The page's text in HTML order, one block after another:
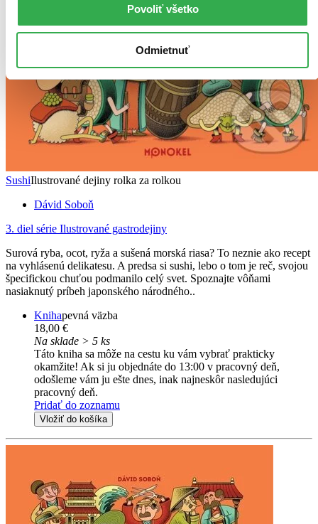
Povoliť všetko
Odmietnuť
SushiIlustrované dejiny rolka za rolkou
Dávid Soboň
3. diel série Ilustrované gastrodejiny
Surová ryba, ocot, ryža a sušená morská riasa? To neznie ako recept
na vyhlásenú delikatesu. A predsa si sushi, lebo o tom je reč, svojou
špecifickou chuťou podmanilo celý svet. Spoznajte vôňami
nasiaknutý príbeh japonského národného..
Knihapevná väzba
18,00 €
Na sklade > 5 ks
Táto kniha sa môže na cestu ku vám vybrať prakticky
okamžite! Ak si ju objednáte do 13:00 v pracovný deň,
odošleme vám ju ešte dnes, inak najneskôr nasledujúci
pracovný deň.
Pridať do zoznamu
Vložiť do košíka